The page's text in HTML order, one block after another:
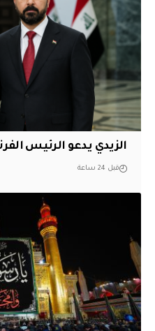
الزيدي يدعو الرئيس
قبل 24 ساعة